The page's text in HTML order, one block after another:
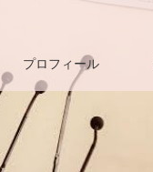
プロフィール